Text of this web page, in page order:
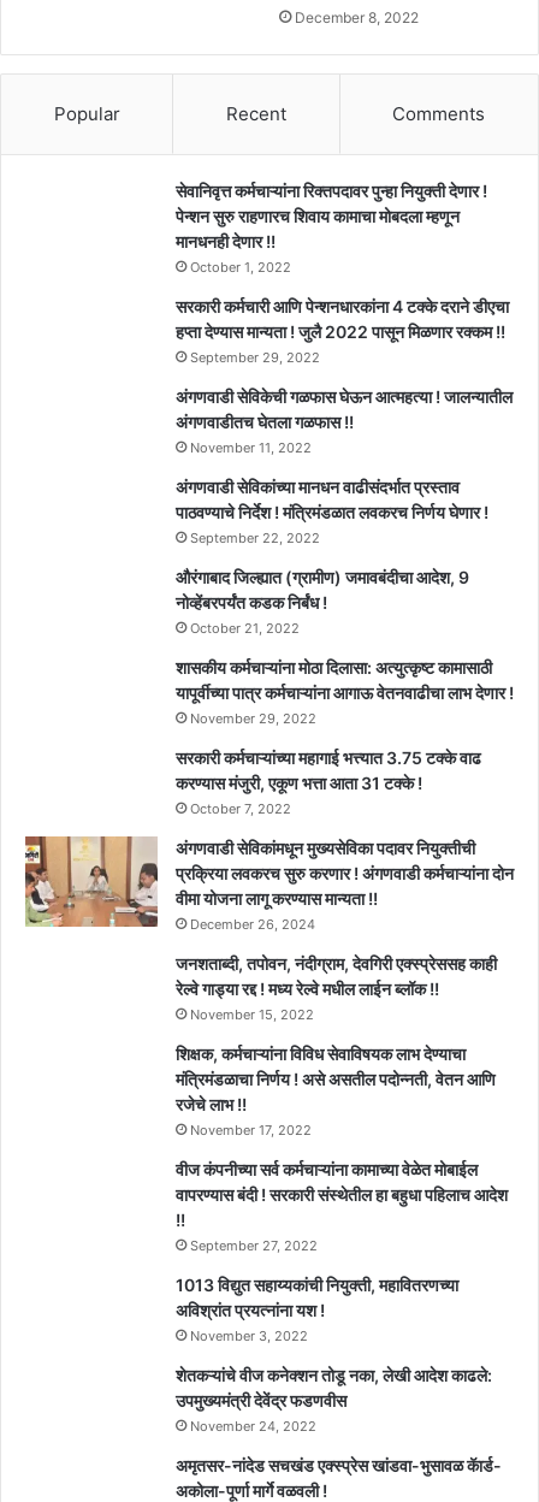
December 8, 2022
Popular Recent Comments
सेवानिवृत्त कर्मचाऱ्यांना रिक्तपदावर पुन्हा नियुक्ती देणार !
पेन्शन सुरु राहणारच शिवाय कामाचा मोबदला म्हणून
मानधनही देणार !!
October 1, 2022
सरकारी कर्मचारी आणि पेन्शनधारकांना 4 टक्के दराने डीएचा
हप्ता देण्यास मान्यता ! जुलै 2022 पासून मिळणार रक्कम !!
September 29, 2022
अंगणवाडी सेविकेची गळफास घेऊन आत्महत्या ! जालन्यातील
अंगणवाडीतच घेतला गळफास !!
November 11, 2022
अंगणवाडी सेविकांच्या मानधन वाढीसंदर्भात प्रस्ताव
पाठवण्याचे निर्देश ! मंत्रिमंडळात लवकरच निर्णय घेणार !
September 22, 2022
औरंगाबाद जिल्ह्यात (ग्रामीण) जमावबंदीचा आदेश, 9
नोव्हेंबरपर्यंत कडक निर्बंध !
October 21, 2022
शासकीय कर्मचाऱ्यांना मोठा दिलासा: अत्युत्कृष्ट कामासाठी
यापूर्वीच्या पात्र कर्मचाऱ्यांना आगाऊ वेतनवाढीचा लाभ देणार !
November 29, 2022
सरकारी कर्मचाऱ्यांच्या महागाई भत्त्यात 3.75 टक्के वाढ
करण्यास मंजुरी, एकूण भत्ता आता 31 टक्के !
October 7, 2022
अंगणवाडी सेविकांमधून मुख्यसेविका पदावर नियुक्तीची
प्रक्रिया लवकरच सुरु करणार ! अंगणवाडी कर्मचाऱ्यांना दोन
वीमा योजना लागू करण्यास मान्यता !!
December 26, 2024
जनशताब्दी, तपोवन, नंदीग्राम, देवगिरी एक्स्प्रेससह काही
रेल्वे गाड्या रद्द ! मध्य रेल्वे मधील लाईन ब्लॉक !!
November 15, 2022
शिक्षक, कर्मचाऱ्यांना विविध सेवाविषयक लाभ देण्याचा
मंत्रिमंडळाचा निर्णय ! असे असतील पदोन्नती, वेतन आणि
रजेचे लाभ !!
November 17, 2022
वीज कंपनीच्या सर्व कर्मचाऱ्यांना कामाच्या वेळेत मोबाईल
वापरण्यास बंदी ! सरकारी संस्थेतील हा बहुधा पहिलाच आदेश
!!
September 27, 2022
1013 विद्युत सहाय्यकांची नियुक्ती, महावितरणच्या
अविश्रांत प्रयत्नांना यश !
November 3, 2022
शेतकऱ्यांचे वीज कनेक्शन तोडू नका, लेखी आदेश काढले:
उपमुख्यमंत्री देवेंद्र फडणवीस
November 24, 2022
अमृतसर-नांदेड सचखंड एक्स्प्रेस खांडवा-भुसावळ कॅार्ड-
अकोला-पूर्णा मार्गे वळवली !